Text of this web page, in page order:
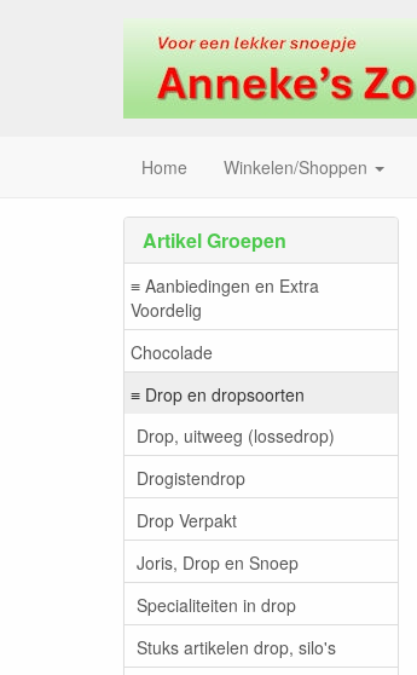
Home Winkelen/Shoppen
Artikel Groepen
≡ Aanbiedingen en Extra
Voordelig
Chocolade
≡ Drop en dropsoorten
Drop, uitweeg (lossedrop)
Drogistendrop
Drop Verpakt
Joris, Drop en Snoep
Specialiteiten in drop
Stuks artikelen drop, silo's